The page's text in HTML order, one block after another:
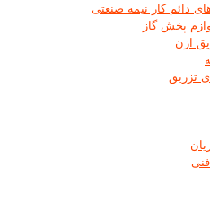
دائم کار نیمه صنعتی
پخش گاز
ازن
تزریق